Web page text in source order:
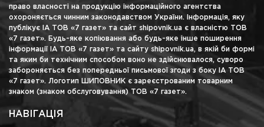
право власності на продукцію інформаційного агентства
охороняється чинним законодавством України. Інформація, яку
публікує ІА ТОВ «7 газет» та сайт shipovnik.ua є власністю ТОВ
«7 газет». Будь-яке копіювання або будь-яке інше поширення
інформації ІА ТОВ «7 газет» та сайту shipovnik.ua, в якій би формі
та яким би технічним способом воно не здійснювалося, суворо
забороняється без попередньої письмової згоди з боку ІА ТОВ
«7 газет». Логотип ШИПОВНИК є зареєстрованим товарним
знаком (знаком обслуговування) ТОВ «7 газет».
НАВІГАЦІЯ